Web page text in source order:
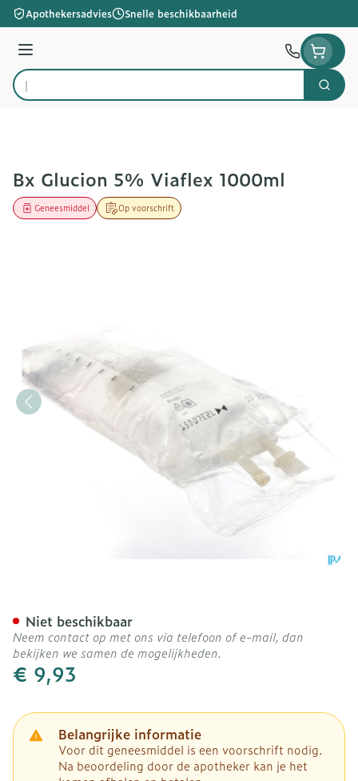
Ga naar de inhoud
Apothekersadvies Snelle beschikbaarheid
Menu
Product, merk, categorie...
Zoek
Bx Glucion 5% Viaflex 1000ml
Op voorschrift
Geneesmiddel
€ 9,93
Belangrijke informatie
Voor dit geneesmiddel is een voorschrift nodig.
Na beoordeling door de apotheker kan je het
Niet beschikbaar
Neem contact op met ons via telefoon of e-mail, dan
bekijken we samen de mogelijkheden.